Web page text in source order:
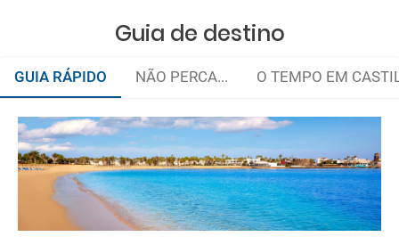
Guia de destino
GUIA RÁPIDO NÃO PERCA... O TEMPO EM
Devido à sua localização perto do norte de África, Caleta de
Fuste caracteriza-se por ter um clima cálido do deserto. O
Verão costuma ser seco e os invernos muitos suaves. Caleta
de Fuste é um destino turístico durante o ano inteiro. No
Verão, a temperatura máxima oscila entre os 25ºC e os 27ºC.
A sua posição de sotavento faz com que seja segura para que
Fuerteventura, terra de lendas e história
Itinerário pelas melhores praias da Ilha
Organize a sua viagem
Como chegar
deverá imprimi-la